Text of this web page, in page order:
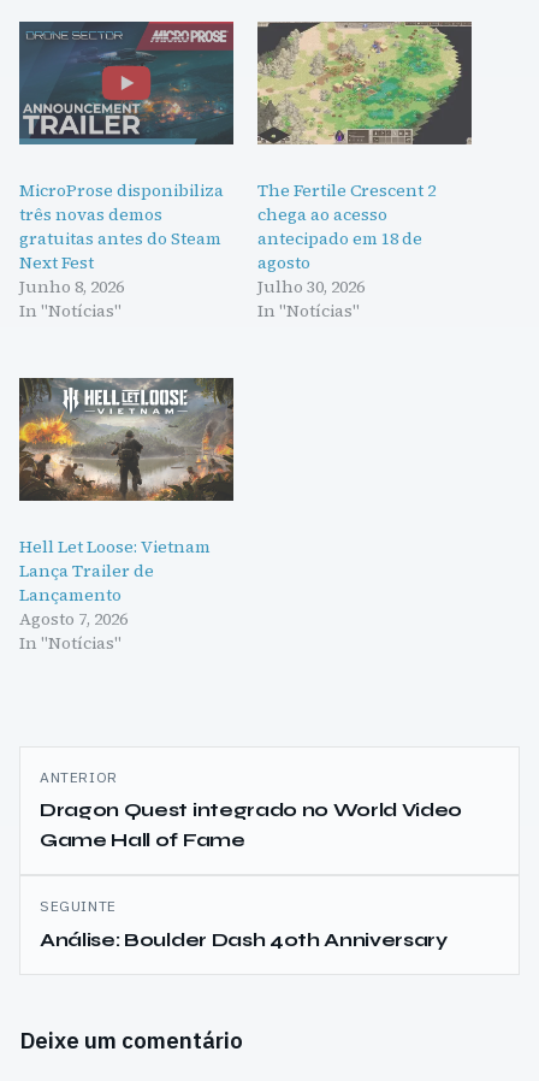
MicroProse disponibiliza
três novas demos
gratuitas antes do Steam
Next Fest
Junho 8, 2026
In "Notícias"
The Fertile Crescent 2
chega ao acesso
antecipado em 18 de
agosto
Julho 30, 2026
In "Notícias"
Hell Let Loose: Vietnam
Lança Trailer de
Lançamento
Agosto 7, 2026
In "Notícias"
Navegação
de
artigos
ANTERIOR
Dragon Quest integrado no World Video
Game Hall of Fame
SEGUINTE
Análise: Boulder Dash 40th Anniversary
Deixe um comentário